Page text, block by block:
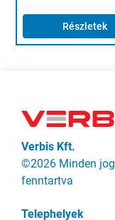
Részletek
Verbis Kft.
©2026 Minden jog
fenntartva
Telephelyek